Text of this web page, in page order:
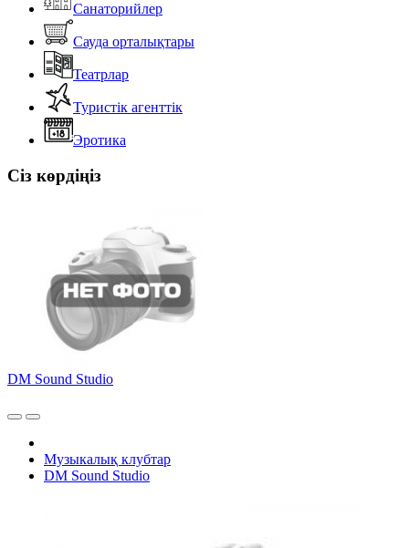
Санаторийлер
Сауда орталықтары
Театрлар
Туристік агенттік
Эротика
Сіз көрдіңіз
DM Sound Studio
Музыкалық клубтар
DM Sound Studio